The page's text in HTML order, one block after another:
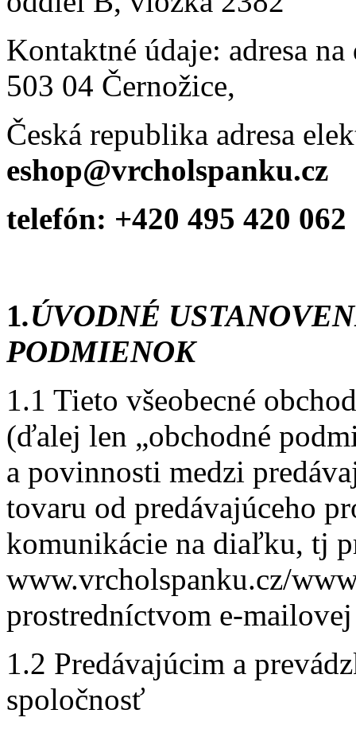
Kontaktné údaje: adresa
503 04 Černožice,
Česká republika adresa
eshop@vrcholspanku.cz
telefón: +420 495 420 062
1.ÚVODNÉ
PODMIENOK
1.1 Tieto všeobecné
(ďalej len „obchodné
a povinnosti medzi
tovaru od predávajúceho
komunikácie na diaľku, tj
www.vrcholspanku.cz/
prostredníctvom e-
1.2 Predávajúcim a
spoločnosť